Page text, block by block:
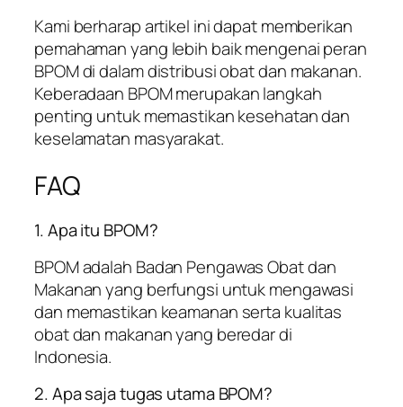
Kami berharap artikel ini dapat memberikan
pemahaman yang lebih baik mengenai peran
BPOM di dalam distribusi obat dan makanan.
Keberadaan BPOM merupakan langkah
penting untuk memastikan kesehatan dan
keselamatan masyarakat.
FAQ
1. Apa itu BPOM?
BPOM adalah Badan Pengawas Obat dan
Makanan yang berfungsi untuk mengawasi
dan memastikan keamanan serta kualitas
obat dan makanan yang beredar di
Indonesia.
2. Apa saja tugas utama BPOM?